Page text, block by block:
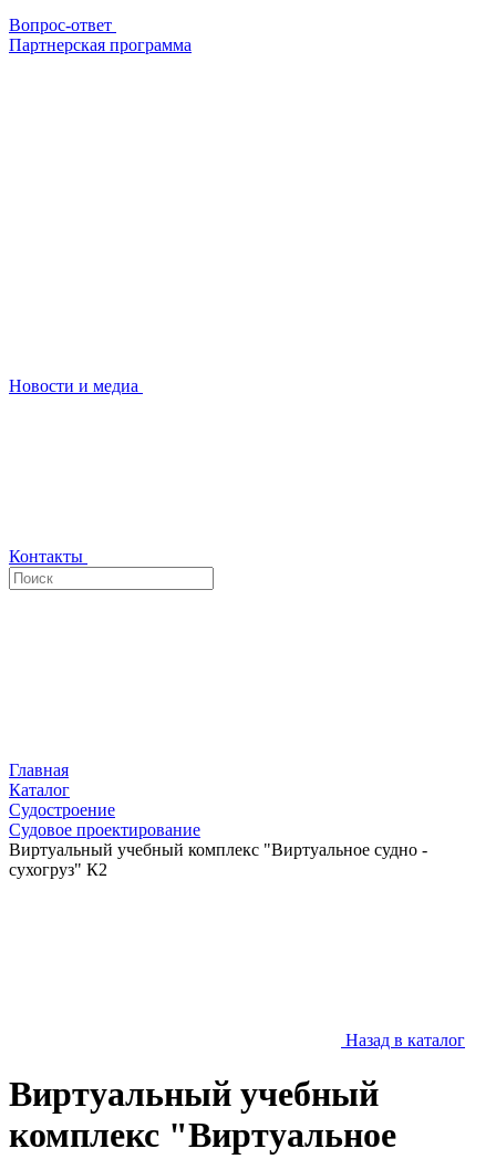
Вопрос-ответ
Партнерская программа
Новости и медиа
Контакты
Главная
Каталог
Судостроение
Судовое проектирование
Виртуальный учебный комплекс "Виртуальное судно -
сухогруз" К2
Назад в каталог
Виртуальный учебный
комплекс "Виртуальное